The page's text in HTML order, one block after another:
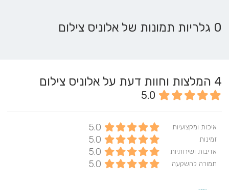
0 גלריות תמונות של אלוניס צילום
4 המלצות וחוות דעת על אלוניס צילום
5.0
איכות ומקצועיות 5.0
זמינות 5.0
אדיבות ושירותיות 5.0
תמורה להשקעה 5.0